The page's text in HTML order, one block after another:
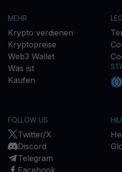
MEHR
Krypto verdienen
Kryptopreise
Web3 Wallet
Was ist
Kaufen
FOLLOW US
Twitter/X
Discord
Telegram
Facebook